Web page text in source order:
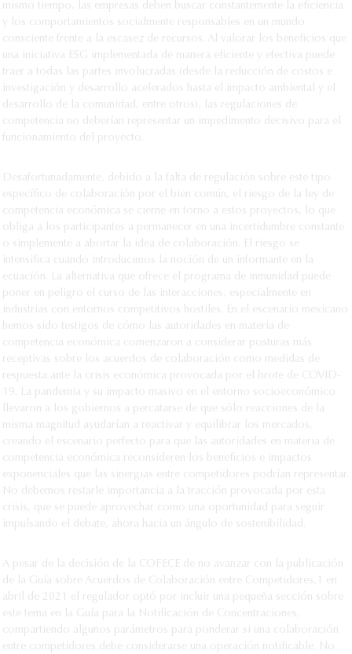
mismo tiempo, las empresas deben buscar constantemente la eficiencia
y los comportamientos socialmente responsables en un mundo
consciente frente a la escasez de recursos. Al valorar los beneficios que
una iniciativa ESG implementada de manera eficiente y efectiva puede
traer a todas las partes involucradas (desde la reducción de costos e
investigación y desarrollo acelerados hasta el impacto ambiental y el
desarrollo de la comunidad, entre otros), las regulaciones de
competencia no deberían representar un impedimento decisivo para el
funcionamiento del proyecto.
Desafortunadamente, debido a la falta de regulación sobre este tipo
específico de colaboración por el bien común, el riesgo de la ley de
competencia económica se cierne en torno a estos proyectos, lo que
obliga a los participantes a permanecer en una incertidumbre constante
o simplemente a abortar la idea de colaboración. El riesgo se
intensifica cuando introducimos la noción de un informante en la
ecuación. La alternativa que ofrece el programa de inmunidad puede
poner en peligro el curso de las interacciones, especialmente en
industrias con entornos competitivos hostiles. En el escenario mexicano
hemos sido testigos de cómo las autoridades en materia de
competencia económica comenzaron a considerar posturas más
receptivas sobre los acuerdos de colaboración como medidas de
respuesta ante la crisis económica provocada por el brote de COVID-
19. La pandemia y su impacto masivo en el entorno socioeconómico
llevaron a los gobiernos a percatarse de que sólo reacciones de la
misma magnitud ayudarían a reactivar y equilibrar los mercados,
creando el escenario perfecto para que las autoridades en materia de
competencia económica reconsideren los beneficios e impactos
exponenciales que las sinergias entre competidores podrían representar.
No debemos restarle importancia a la tracción provocada por esta
crisis, que se puede aprovechar como una oportunidad para seguir
impulsando el debate, ahora hacia un ángulo de sostenibilidad.
A pesar de la decisión de la COFECE de no avanzar con la publicación
de la Guía sobre Acuerdos de Colaboración entre Competidores,1 en
abril de 2021 el regulador optó por incluir una pequeña sección sobre
este tema en la Guía para la Notificación de Concentraciones,
compartiendo algunos parámetros para ponderar si una colaboración
entre competidores debe considerarse una operación notificable. No